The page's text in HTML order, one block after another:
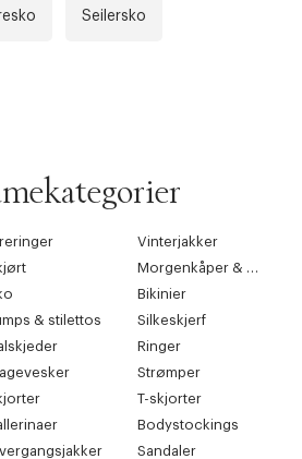
Seilersko
Vinterjakker
Morgenkåper & kimonoer
Bikinier
& stilettos
Silkeskjerf
Ringer
Strømper
T-skjorter
Bodystockings
Sandaler